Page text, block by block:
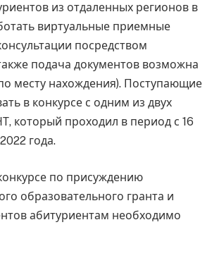
из отдаленных регионов в
виртуальные приемные
посредством
подача документов возможна
месту нахождения). Поступающие
в конкурсе с одним из двух
который проходил в период с 16
года.
по присуждению
образовательного гранта и
абитуриентам необходимо